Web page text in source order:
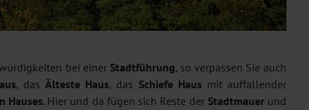
bei einer Stadtführung, so verpassen Sie auch
, dasÄlteste Haus, das Schiefe Haus mit auffallender
Hauses. Hier und da fügen sich Reste der Stadtmauerund